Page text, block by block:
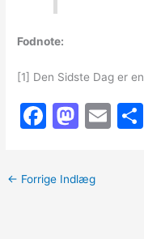
Fodnote:
[1] Den Sidste Dag er
F
c
e
M
o
E
← Forrige Indlæg